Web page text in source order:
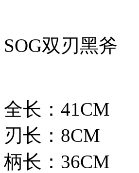
SOG双刃黑斧
全长：41CM
刃长：8CM
柄长：36CM